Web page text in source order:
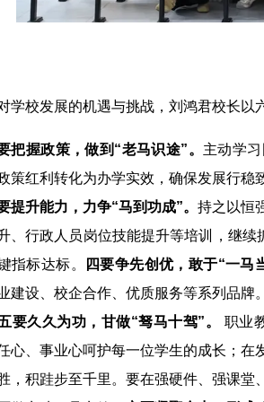
学校发展的机遇与挑战，刘鸿君校长以
把握政策，做到“老马识途”。 主动学
策红利转化为办学实效，确保发展行稳
提升能力，力争“马到功成”。 持之以恒
、行政人员岗位技能提升等培训，继续
指标达标。
四要争先创优，敢于“一马
建设、校企合作、优质服务等系列品
要久久为功，甘做“驽马十驾”。
职业
心、事业心呵护每一位学生的成长；
，积跬步至千里。要在强硬件、强课